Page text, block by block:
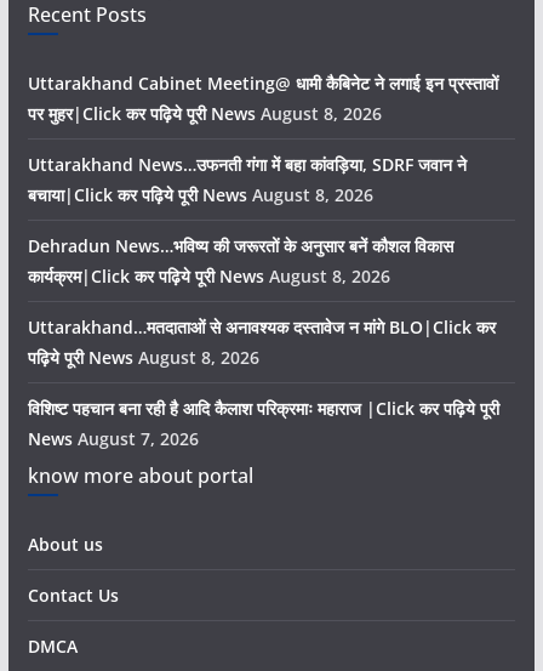
Recent Posts
Uttarakhand Cabinet Meeting@ धामी कैबिनेट ने लगाई इन प्रस्तावों
पर मुहर|Click कर पढ़िये पूरी News August 8, 2026
Uttarakhand News…उफनती गंगा में बहा कांवड़िया, SDRF जवान ने
बचाया|Click कर पढ़िये पूरी News August 8, 2026
Dehradun News…भविष्य की जरूरतों के अनुसार बनें कौशल विकास
कार्यक्रम|Click कर पढ़िये पूरी News August 8, 2026
Uttarakhand…मतदाताओं से अनावश्यक दस्तावेज न मांगे BLO|Click कर
पढ़िये पूरी News August 8, 2026
विशिष्ट पहचान बना रही है आदि कैलाश परिक्रमाः महाराज |Click कर पढ़िये पूरी
News August 7, 2026
know more about portal
About us
Contact Us
DMCA